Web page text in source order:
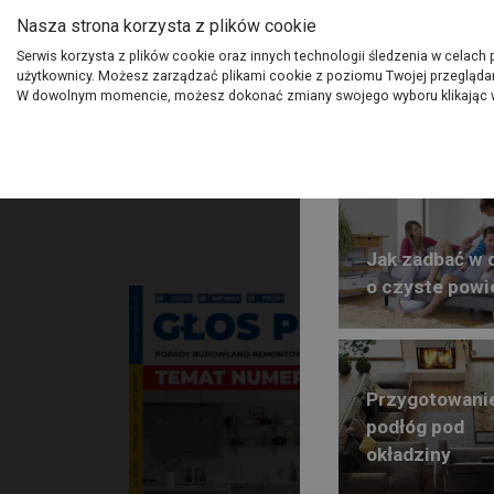
Produkty
O Grupie PSB
nr
Jak zadbać w
o czyste
podłóg pod
okładziny
Nasza strona korzysta z plików cookie
Serwis korzysta z plików cookie oraz innych technologii śledzenia w
użytkownicy. Możesz zarządzać plikami cookie z poziomu Twojej
W dowolnym momencie, możesz dokonać zmiany swojego wyboru klikając